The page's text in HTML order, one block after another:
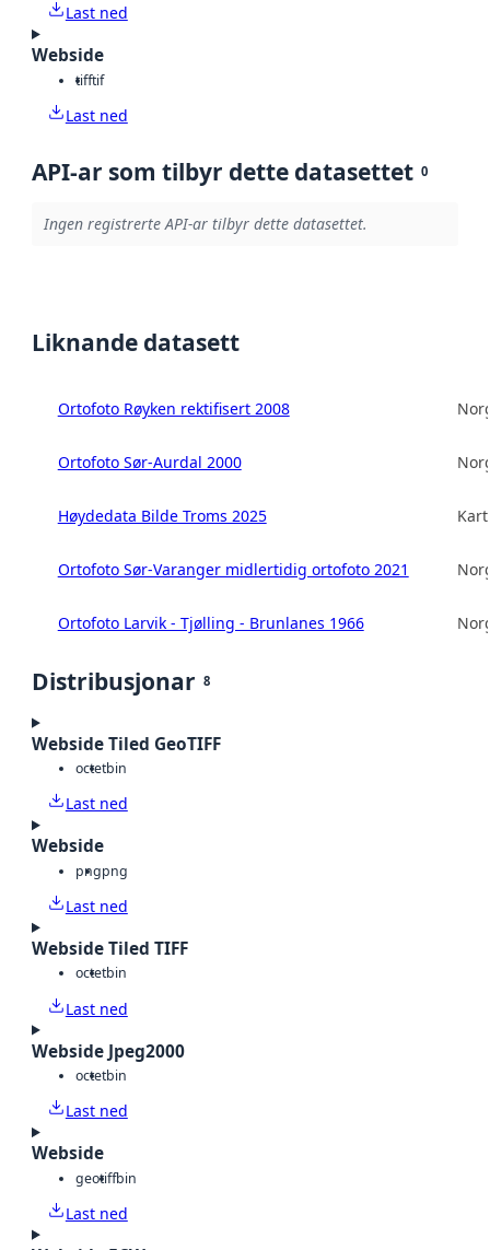
Last ned
Webside
tifftif
Last ned
API-ar som tilbyr dette datasettet 0
Ingen registrerte API-ar tilbyr dette datasettet.
Liknande datasett
Ortofoto Røyken rektifisert 2008
Ortofoto Sør-Aurdal 2000
Høydedata Bilde Troms 2025
Ortofoto Sør-Varanger midlertidig ortofoto 2021
Ortofoto Larvik - Tjølling - Brunlanes 1966
Distribusjonar 8
Webside Tiled GeoTIFF
octetbin
Last ned
Webside
pngpng
Last ned
Webside Tiled TIFF
octetbin
Last ned
Webside Jpeg2000
octetbin
Last ned
Webside
geotiffbin
Last ned